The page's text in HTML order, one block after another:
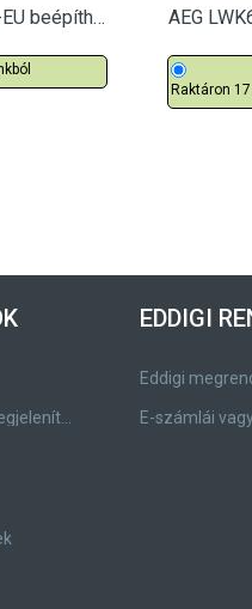
Sharp SJ-LD180E0XD-EU beépíthető hűtőszekrény
Raktáron
Címjegyzék bejegyzések megjelenítése, módosítása.
EDDIGI
Eddigi
E-számlái